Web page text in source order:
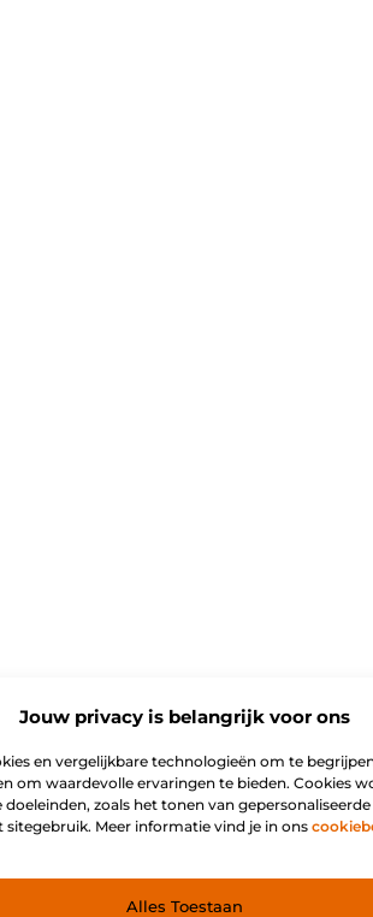
Jouw privacy is belangrijk voor ons
en vergelijkbare technologieën om te
om waardevolle ervaringen te bieden. Cookies
zoals het tonen van
sitegebruik. Meer informatie vind je in ons
Alles Toestaan